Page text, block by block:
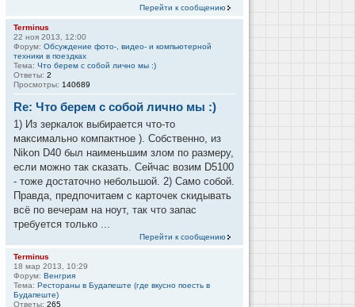
Перейти к сообщению
Terminus
22 ноя 2013, 12:00
Форум: Обсуждение фото-, видео- и компьютерной
техники в поездках
Тема: Что берем с собой лично мы :)
Ответы: 2
Просмотры: 140689
Re: Что берем с собой лично мы :)
1) Из зеркалок выбирается что-то
максимально компактное ). Собственно, из
Nikon D40 был наименьшим злом по размеру,
если можно так сказать. Сейчас возим D5100
- тоже достаточно небольшой. 2) Само собой.
Правда, предпочитаем с карточек скидывать
всё по вечерам на ноут, так что запас
требуется только ...
Перейти к сообщению
Terminus
18 мар 2013, 10:29
Форум: Венгрия
Тема: Рестораны в Будапеште (где вкусно поесть в
Будапеште)
Ответы: 265